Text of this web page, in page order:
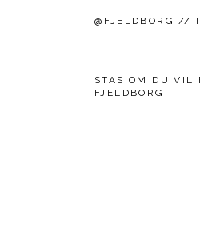
@FJELDBORG //
STAS OM DU VIL
FJELDBORG: